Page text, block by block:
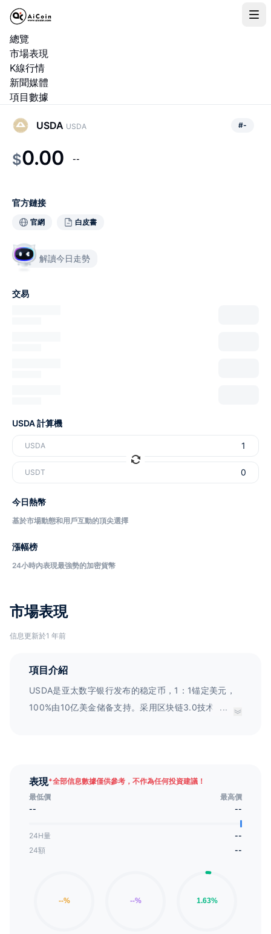
總覽
市場表現
K線行情
新聞媒體
項目數據
市場表現
信息更新於1 年前
項目介紹
USDA是亚太数字银行发布的稳定币，1：1锚定美元，
100%由10亿美金储备支持。采用区块链3.0技术，保障
次元壁，让数字资产更自由方便地流通。
...
表現*全部信息數據僅供參考，不作為任何投資建議！
最低價
最高價
--
--
24H量
--
24額
--
USDA USDA #-
$0.00 --
官方鏈接
官網 白皮書
解讀今日走勢
交易
USDA 計算機
USDA
USDT
今日熱幣
基於市場動態和用戶互動的頂尖選擇
漲幅榜
24小時內表現最強勢的加密貨幣